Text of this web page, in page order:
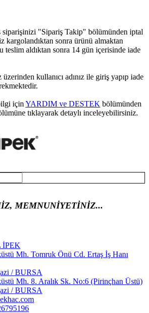
siparişinizi "Sipariş Takip" bölümünden iptal
kargolandıktan sonra ürünü almaktan
teslim aldıktan sonra 14 gün içerisinde iade
kullanıcı adınız ile giriş yapıp iade
için YARDIM ve DESTEK bölümünden
tıklayarak detaylı inceleyebilirsiniz.
MEMNUNİYETİNİZ...
İPEK
Mh. Tomruk Önü Cd. Ertaş İş Hanı
/ BURSA
Mh. 8. Aralık Sk. No:6 (Pirinçhan Üstü)
/ BURSA